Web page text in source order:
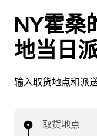
NY霍桑
地当日
输入取货地点和派
取货地点